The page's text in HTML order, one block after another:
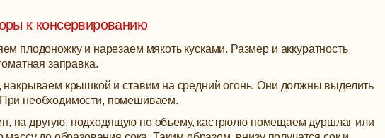
к консервированию
плодоножку и нарезаем мякоть кусками. Размер и аккуратность
заправка.
крышкой и ставим на средний огонь. Они должны выделить
При необходимости, помешиваем.
на другую, подходящую по объему, кастрюлю помещаем дуршлаг или